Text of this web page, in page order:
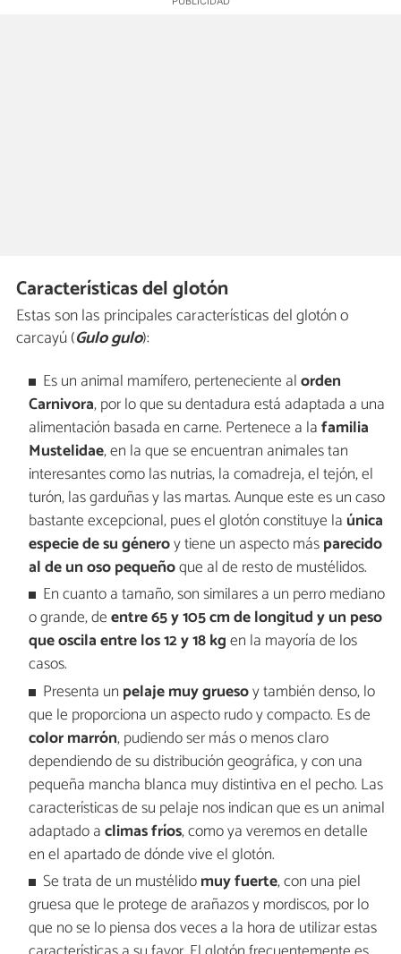
Características del glotón
Estas son las principales características del glotón o
carcayú (Gulo gulo):
Es un animal mamífero, perteneciente alorden
Carnivora, por lo que su dentadura está adaptada a una
alimentación basada en carne. Pertenece a lafamilia
Mustelidae, en la que se encuentran animales tan
interesantes como las nutrias, la comadreja, el tejón, el
turón, las garduñas y las martas. Aunque este es un caso
bastante excepcional, pues el glotón constituye la única
especie de su géneroy tiene un aspecto másparecido
al de un oso pequeñoque al de resto de mustélidos.
En cuanto a tamaño, son similares a un perro mediano
o grande, deentre 65 y 105 cm de longitud y un peso
que oscila entre los 12 y 18 kgen la mayoría de los
casos.
Presenta un pelaje muy gruesoy también denso, lo
que le proporciona un aspecto rudo y compacto. Es de
color marrón, pudiendo ser más o menos claro
dependiendo de su distribución geográfica, y con una
pequeña mancha blanca muy distintiva en el pecho. Las
características de su pelaje nos indican que es un animal
adaptado aclimas fríos, como ya veremos en detalle
en el apartado de dónde vive el glotón.
Se trata de un mustélidomuy fuerte, con una piel
gruesa que le protege de arañazos y mordiscos, por lo
que no se lo piensa dos veces a la hora de utilizar estas